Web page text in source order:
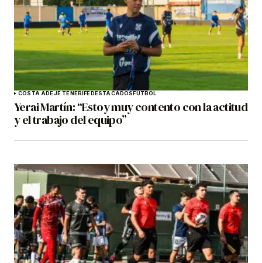
COSTA ADEJE TENERIFEDESTACADOSFÚTBOL
Yerai Martín: “Estoy muy contento con la actitud
y el trabajo del equipo”